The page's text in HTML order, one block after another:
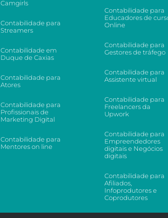
Camgirls
Contabilidade para
Streamers
Contabilidade em
Duque de Caxias
Contabilidade para
Atores
Contabilidade para
Profissionais de
Marketing Digital
Contabilidade para
Mentores on line
Contabilidade para
Educadores de
Online
Contabilidade para
Gestores de tráfego
Contabilidade para
Assistente virtual
Contabilidade para
Freelancers da
Upwork
Contabilidade para
Empreendedores
digitais e Negócios
digitais
Contabilidade para
Afiliados,
Infoprodutores e
Coprodutores